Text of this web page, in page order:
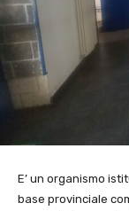
E’ un organismo
base provinciale